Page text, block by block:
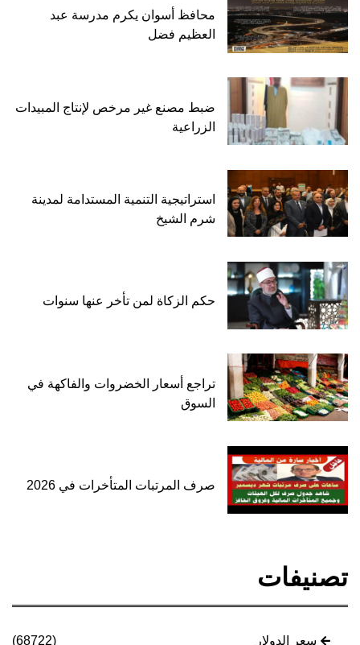
محافظ أسوان يكرم مدرسة عبد
العظيم فضل
ضبط مصنع غير مرخص لإنتاج المبيدات
الزراعية
استراتيجية التنمية المستدامة لمدينة
شرم الشيخ
حكم الزكاة لمن تأخر عنها سنوات
تراجع أسعار الخضروات والفاكهة في
السوق
صرف المرتبات المتأخرات في 2026
تصنيفات
سعر الدولار (68722)